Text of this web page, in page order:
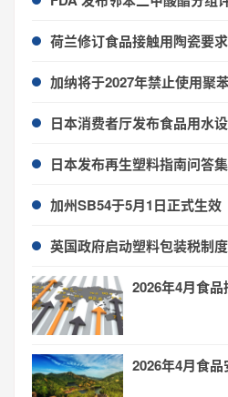
荷兰修订食品接触用陶瓷要求
加纳将于2027年禁止使用聚
日本消费者厅发布食品用水
日本发布再生塑料指南问答集
加州SB54于5月1日正式生效
英国政府启动塑料包装税制